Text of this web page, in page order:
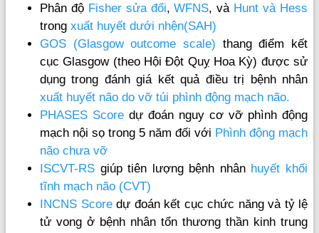
Phân độ Fisher sửa đổi,WFNS, và Hunt và Hess
trong xuất huyết dưới nhện(SAH)
GOS (Glasgow outcome scale) thang điểm kết
cục Glasgow (theo Hội Đột Quỵ Hoa Kỳ) được sử
dụng trong đánh giá kết quả điều trị bệnh nhân
xuất huyết não do vỡ túi phình động mạch não.
PHASES Score dự đoán nguy cơ vỡ phình động
mạch nội sọ trong 5 năm đối với Phình động mạch
não chưa vỡ
ISCVT-RS giúp tiên lượng bệnh nhân huyết khối
tĩnh mạch não (CVT)
INCNS Scoredự đoán kết cục chức năng và tỷ lệ
tử vong ở bệnh nhân tổn thương thần kinh trung